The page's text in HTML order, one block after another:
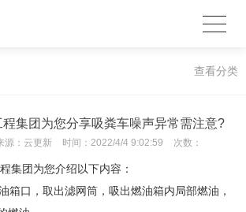
查看分类
集团为您分享吸粪车噪声异常需注意?
源： 云更新 时间： 2022/4/4 9:02:59 次数：
集团为您介绍以下内容：
箱口，取出滤网筒，吸出燃油箱内局部燃油，